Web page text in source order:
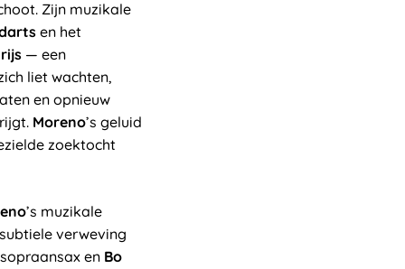
Zijn muzikale
en het
— een
liet wachten,
en opnieuw
Moreno’s geluid
zoektocht
’s muzikale
verweving
en Bo